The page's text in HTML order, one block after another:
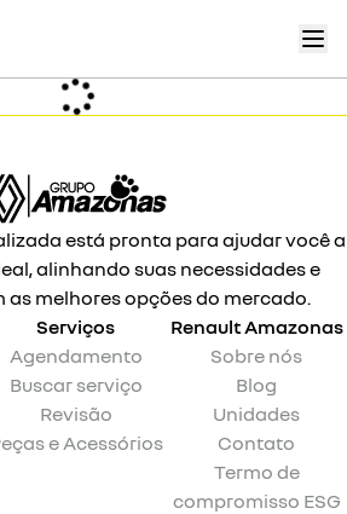
está pronta para ajudar você a
alinhando suas necessidades e
melhores opções do mercado.
Serviços
Agendamento
Buscar serviço
Revisão
e Acessórios
RenaultAmazonas
Sobre nós
Blog
Unidades
Contato
Termo de
compromisso ESG